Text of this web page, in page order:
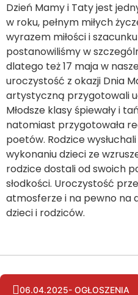
Dzień Mamy i Taty jest
w roku, pełnym miłych
wyrazem miłości i
postanowiliśmy w
dlatego też 17 maja w
uroczystość z okazji Dnia
artystyczną przygotowali
Młodsze klasy śpiewały i
natomiast przygotowała
poetów. Rodzice
wykonaniu dzieci ze
rodzice dostali od swoich
słodkości. Uroczystość
atmosferze i na pewno na
dzieci i rodziców.
06.04.2025- OGŁOSZENIA